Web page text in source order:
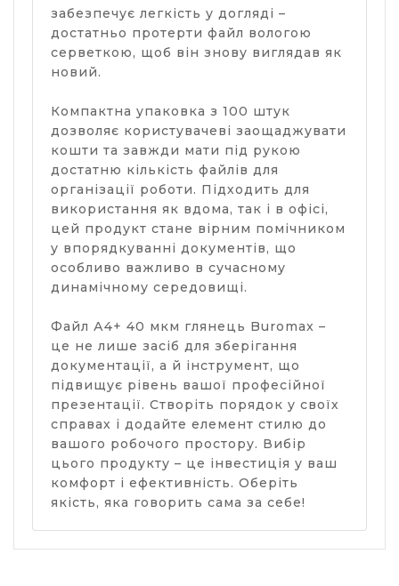
забезпечує легкість у догляді –
достатньо протерти файл вологою
серветкою, щоб він знову виглядав як
новий.
Компактна упаковка з 100 штук
дозволяє користувачеві заощаджувати
кошти та завжди мати під рукою
достатню кількість файлів для
організації роботи. Підходить для
використання як вдома, так і в офісі,
цей продукт стане вірним помічником
у впорядкуванні документів, що
особливо важливо в сучасному
динамічному середовищі.
Файл А4+ 40 мкм глянець Buromax –
це не лише засіб для зберігання
документації, а й інструмент, що
підвищує рівень вашої професійної
презентації. Створіть порядок у своїх
справах і додайте елемент стилю до
вашого робочого простору. Вибір
цього продукту – це інвестиція у ваш
комфорт і ефективність. Оберіть
якість, яка говорить сама за себе!